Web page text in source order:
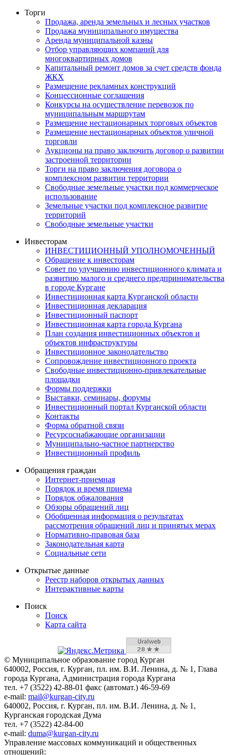
Торги
Продажа, аренда земельных и лесных участков
Продажа муниципального имущества
Аренда муниципальной казны
Отбор управляющих компаний для
многоквартирных домов
Капитальный ремонт домов за счет средств фонда
ЖКХ
Размещение рекламных конструкций
Концессионные соглашения
Конкурсы на осуществление перевозок по
муниципальным маршрутам
Размещение нестационарных торговых объектов
Размещение нестационарных объектов уличной
торговли
Аукционы на право заключить договор о развитии
застроенной территории
Торги на право заключения договора о
комплексном развитии территории
Свободные земельные участки под коммерческое
использование
Земельные участки под комплексное развитие
территорий
Свободные земельные участки
Инвесторам
ИНВЕСТИЦИОННЫЙ УПОЛНОМОЧЕННЫЙ
Обращение к инвесторам
Совет по улучшению инвестиционного климата и
развитию малого и среднего предпринимательства
в городе Кургане
Инвестиционная карта Курганской области
Инвестиционная декларация
Инвестиционный паспорт
Инвестиционная карта города Кургана
План создания инвестиционных объектов и
объектов инфраструктуры
Инвестиционное законодательство
Сопровождение инвестиционного проекта
Свободные инвестиционно-привлекательные
площадки
Формы поддержки
Выставки, семинары, форумы
Инвестиционный портал Курганской области
Контакты
Форма обратной связи
Ресурсоснабжающие организации
Муниципально-частное партнерство
Инвестиционный профиль
Обращения граждан
Интернет-приемная
Порядок и время приема
Порядок обжалования
Обзоры обращений лиц
Обобщенная информация о результатах
рассмотрения обращений лиц и принятых мерах
Нормативно-правовая база
Законодательная карта
Социальные сети
Открытые данные
Реестр наборов открытых данных
Интерактивные карты
Поиск
Поиск
Карта сайта
© Муниципальное образование город Курган
640002, Россия, г. Курган, пл. им. В.И. Ленина, д. № 1, Глава
города Кургана, Администрация города Кургана
тел. +7 (3522) 42-88-01 факс (автомат.) 46-59-69
e-mail: mail@kurgan-city.ru
640002, Россия, г. Курган, пл. им. В.И. Ленина, д. № 1,
Курганская городская Дума
тел. +7 (3522) 42-84-00
e-mail: duma@kurgan-city.ru
Управление массовых коммуникаций и общественных
отношений: